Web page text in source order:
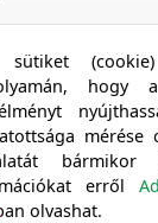
sütiket
hogy
mérése
bármikor
erről
olvashat.